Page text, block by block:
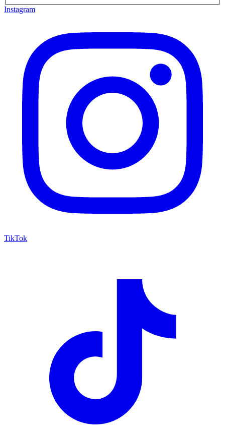
Instagram
TikTok